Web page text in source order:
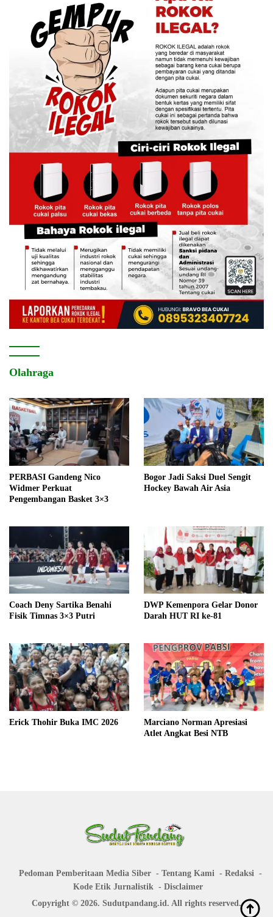
Olahraga
PERBASI Gandeng Nico
Widmer Perkuat
Pengembangan Basket 3×3
Bogor Jadi Saksi Duel Sengit
Hockey Bawah Air Asia
Coach Deny Sartika Benahi
Fisik Timnas 3×3 Putri
DWP Kemenpora Gelar Donor
Darah HUT RI ke-81
Erick Thohir Buka IMC 2026
Marciano Norman Apresiasi
Atlet Angkat Besi NTB
Pedoman Pemberitaan Media Siber Tentang Kami
Redaksi
Kode Etik Jurnalistik
Disclaimer
Copyright © 2026. Sudutpandang.id. All rights reserved.